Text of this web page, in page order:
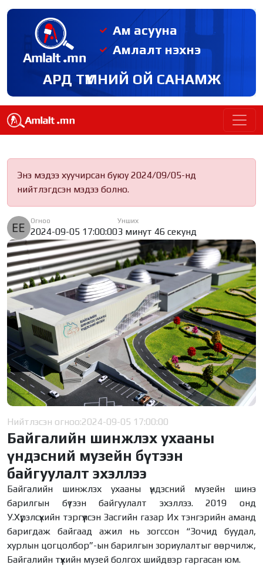
Ам асууна
Амлалт нэхнэ
АРД ТҮМНИЙ ОЙ САНАМЖ
Энэ мэдээ хуучирсан буюу 2024/09/05-нд
нийтлэгдсэн мэдээ болно.
Огноо
2024-09-05 17:00:00
Унших
3 минут 46 секунд
Нийтлэсэн огноо:2024-09-05 17:00:00
Байгалийн шинжлэх ухааны
үндэсний музейн бүтээн
байгуулалт эхэллээ
Байгалийн шинжлэх ухааны үндэсний музейн шинэ
барилгын бүтээн байгуулалт эхэллээ. 2019 онд
У.Хүрэлсүхийн тэргүүлсэн Засгийн газар Их тэнгэрийн аманд
баригдаж байгаад ажил нь зогссон “Зочид буудал,
хурлын цогцолбор”-ын барилгын зориулалтыг өөрчилж,
Байгалийн түүхийн музей болгох шийдвэр гаргасан юм.